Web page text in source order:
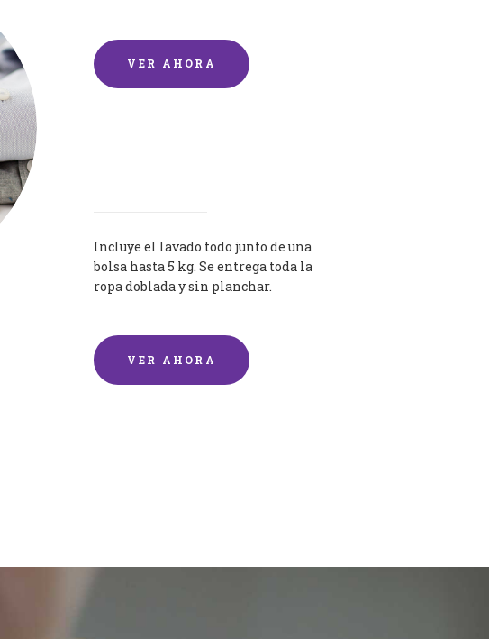
VER AHORA
Incluye el lavado todo junto de una
bolsa hasta 5 kg. Se entrega toda la
ropa doblada y sin planchar.
VER AHORA